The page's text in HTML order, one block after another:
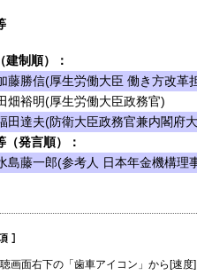
建制順）：
藤勝信(厚生労働大臣 働き方改革
畑裕明(厚生労働大臣政務官)
田達夫(防衛大臣政務官兼内閣府
（発言順）：
島藤一郎(参考人 日本年金機構理
聴画面右下の「歯車アイコン」から[速